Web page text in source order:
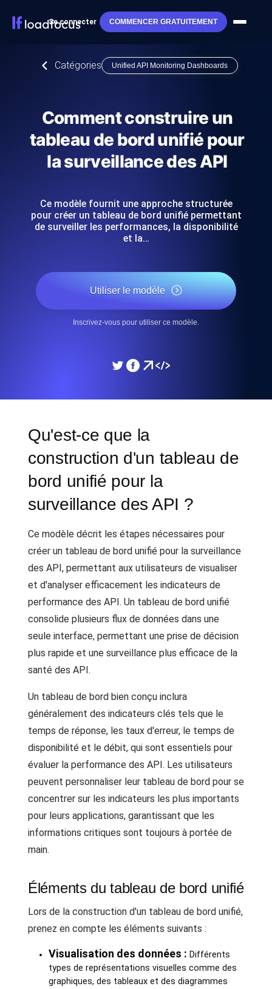
Se connecter COMMENCER GRATUITEMENT
Catégories Unified API Monitoring Dashboards
Comment construire un
tableau de bord unifié pour
la surveillance des API
Ce modèle fournit une approche structurée
pour créer un tableau de bord unifié permettant
de surveiller les performances, la disponibilité
et la…
Utiliser le modèle
Inscrivez-vous pour utiliser ce modèle.
Qu'est-ce que la
construction d'un tableau de
bord unifié pour la
surveillance des API ?
Ce modèle décrit les étapes nécessaires pour
créer un tableau de bord unifié pour la surveillance
des API, permettant aux utilisateurs de visualiser
et d'analyser efficacement les indicateurs de
performance des API. Un tableau de bord unifié
consolide plusieurs flux de données dans une
seule interface, permettant une prise de décision
plus rapide et une surveillance plus efficace de la
santé des API.
Un tableau de bord bien conçu inclura
généralement des indicateurs clés tels que le
temps de réponse, les taux d'erreur, le temps de
disponibilité et le débit, qui sont essentiels pour
évaluer la performance des API. Les utilisateurs
peuvent personnaliser leur tableau de bord pour se
concentrer sur les indicateurs les plus importants
pour leurs applications, garantissant que les
informations critiques sont toujours à portée de
main.
Éléments du tableau de bord unifié
Lors de la construction d'un tableau de bord unifié,
prenez en compte les éléments suivants :
Visualisation des données : Différents
types de représentations visuelles comme des
graphiques, des tableaux et des diagrammes